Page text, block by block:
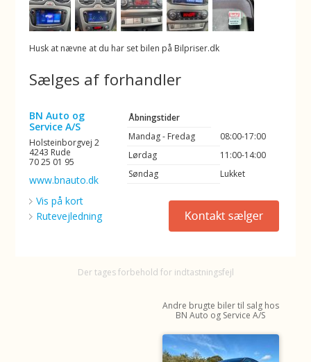
Husk at nævne at du har set bilen på Bilpriser.dk
Sælges af forhandler
BN Auto og
Service A/S
Holsteinborgvej 2
4243 Rude
70 25 01 95
www.bnauto.dk
Vis på kort
Rutevejledning
Åbningstider
Mandag - Fredag
08:00-17:00
Lørdag
11:00-14:00
Søndag
Lukket
Der tages forbehold for indtastningsfejl
Andre brugte biler til salg hos
BN Auto og Service A/S